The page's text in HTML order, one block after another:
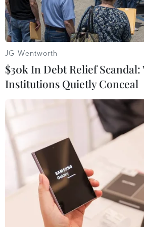
phép.
Khói mù dày đặc đã bao trùm thủ đô
(Nguồn Reuters.)
Ngày 29/11, khói mù dày đặc
New Delhi của Ấn Độ khi ô
ngày càng tồi tệ vào mùa
JG Wentworth
$30k In Debt Relief
Institutions Quietly Conceal